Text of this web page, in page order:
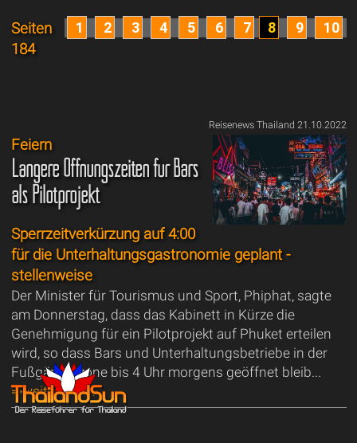
Seiten
184
1 2 3 4 5 6 7 8 9 10
Reisenews Thailand 21.10.2022
Feiern
Längere Öffnungszeiten für Bars
als Pilotprojekt
Sperrzeitverkürzung auf 4:00
für die Unterhaltungsgastronomie geplant -
stellenweise
Der Minister für Tourismus und Sport, Phiphat, sagte
am Donnerstag, dass das Kabinett in Kürze die
Genehmigung für ein Pilotprojekt auf Phuket erteilen
wird, so dass Bars und Unterhaltungsbetriebe in der
Fußgängerzone bis 4 Uhr morgens geöffnet bleib...
⇒weiter lesen